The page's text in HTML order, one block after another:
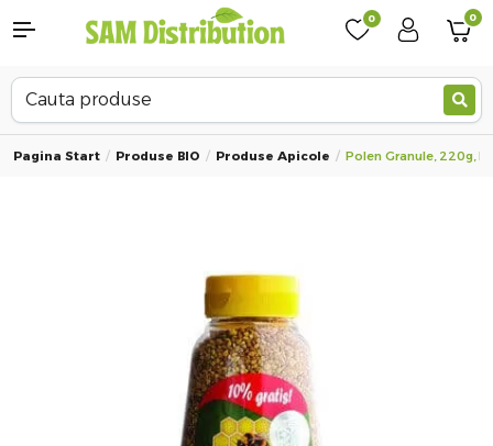
0 0
Pagina Start Produse BIO Produse Apicole Polen Granule, 220g,